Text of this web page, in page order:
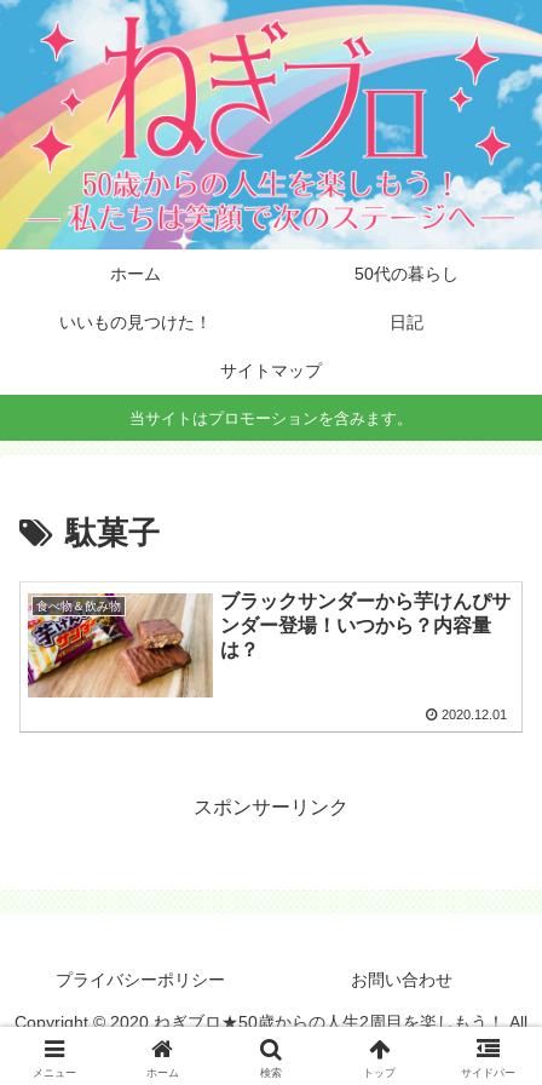
ホーム 50代の暮らし
いいもの見つけた！ 日記
サイトマップ
当サイトはプロモーションを含みます。
駄菓子
食べ物＆飲み物
ブラックサンダーから芋けんぴサ
ンダー登場！いつから？内容量
は？
2020.12.01
スポンサーリンク
プライバシーポリシー お問い合わせ
Copyright © 2020 ねぎブロ★50歳からの人生2周目を楽しもう！ All
Rights Reserved.
メニュー ホーム 検索 トップ サイドバー